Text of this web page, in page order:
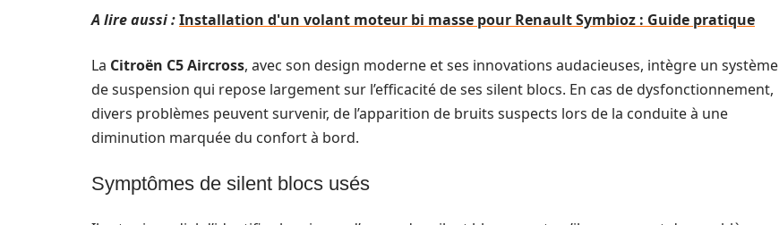
A lire aussi :Installation d'un volant moteur bi masse pour Renault Symbioz : Guide pratique
La Citroën C5 Aircross, avec son design moderne et ses innovations audacieuses, intègre un système
de suspension qui repose largement sur l’efficacité de ses silent blocs. En cas de dysfonctionnement,
divers problèmes peuvent survenir, de l’apparition de bruits suspects lors de la conduite à une
diminution marquée du confort à bord.
Symptômes de silent blocs usés